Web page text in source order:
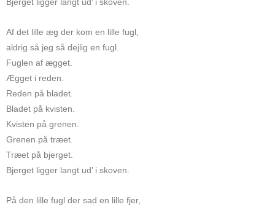
Bjerget ligger langt ud’ i skoven.
Af det lille æg der kom en lille fugl,
aldrig så jeg så dejlig en fugl.
Fuglen af ægget.
Ægget i reden.
Reden på bladet.
Bladet på kvisten.
Kvisten på grenen.
Grenen på træet.
Træet på bjerget.
Bjerget ligger langt ud’ i skoven.
På den lille fugl der sad en lille fjer,